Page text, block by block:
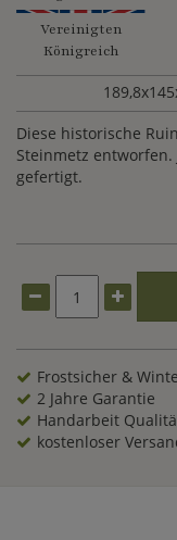
Vereinigten
Königreich
Diese historische
Steinmetz
gefertigt.
Frostsicher &
2 Jahre Garantie
Handarbeit
kostenloser